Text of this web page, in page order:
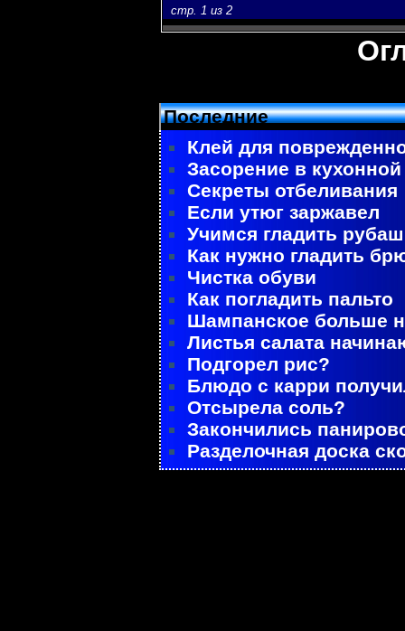
стр. 1 из 2
Последние
Клей для
Засорение в
Секреты отбеливания
Если утюг заржавел
Учимся гладить
Как нужно гладить
Чистка обуви
Как погладить пальто
Шампанское больше
Листья салата
Подгорел рис?
Блюдо с карри
Отсырела соль?
Закончились
Разделочная доска